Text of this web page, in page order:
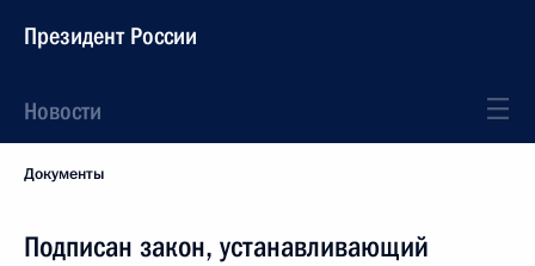
Президент России
Новости
Документы
Подписан закон, устанавливающий